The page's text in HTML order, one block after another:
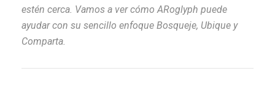
estén cerca. Vamos a ver cómo ARoglyph puede
ayudar con su sencillo enfoque Bosqueje, Ubique y
Comparta.